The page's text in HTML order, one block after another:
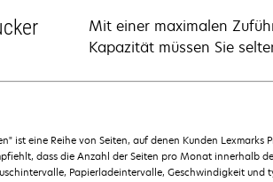
Mit einer maximalen
Kapazität müssen Sie
ist eine Reihe von Seiten, auf denen Kunden
dass die Anzahl der Seiten pro Monat innerhalb
Papierladeintervalle, Geschwindigkeit und